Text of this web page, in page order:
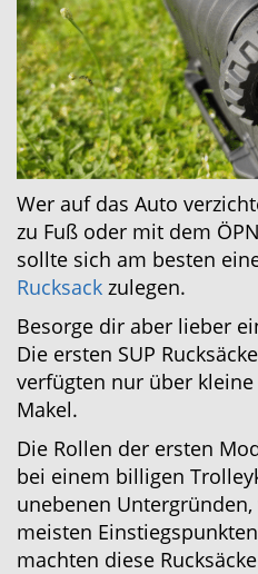
Wer auf das Auto
zu Fuß oder mit dem
sollte sich am besten
Rucksack zulegen.
Besorge dir aber lieber
Die ersten SUP
verfügten nur über
Makel.
Die Rollen der ersten
bei einem billigen
unebenen
meisten
machten diese